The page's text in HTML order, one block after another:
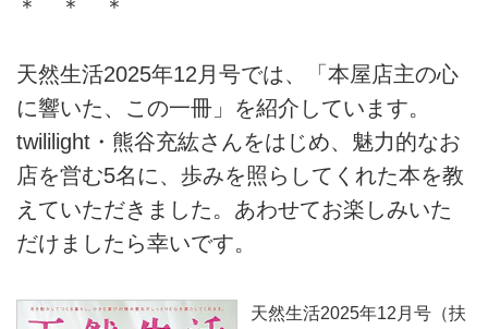
＊ ＊ ＊
天然生活2025年12月号では、「本屋店主の心
に響いた、この一冊」を紹介しています。
twililight・熊谷充紘さんをはじめ、魅力的なお
店を営む5名に、歩みを照らしてくれた本を教
えていただきました。あわせてお楽しみいた
だけましたら幸いです。
天然生活2025年12月号（扶